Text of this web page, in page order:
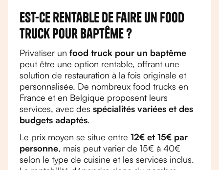
Est-ce rentable de faire un food
truck pour baptême ?
Privatiser un food truck pour un baptême
peut être une option rentable, offrant une
solution de restauration à la fois originale et
personnalisée. De nombreux food trucks en
France et en Belgique proposent leurs
services, avec des spécialités variées et des
budgets adaptés.
Le prix moyen se situe entre 12€ et 15€ par
personne, mais peut varier de 15€ à 40€
selon le type de cuisine et les services inclus.